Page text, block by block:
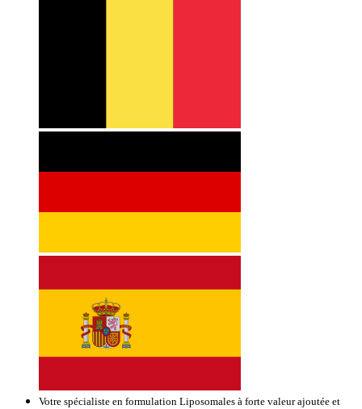
Votre spécialiste en formulation Liposomales à forte valeur ajoutée et